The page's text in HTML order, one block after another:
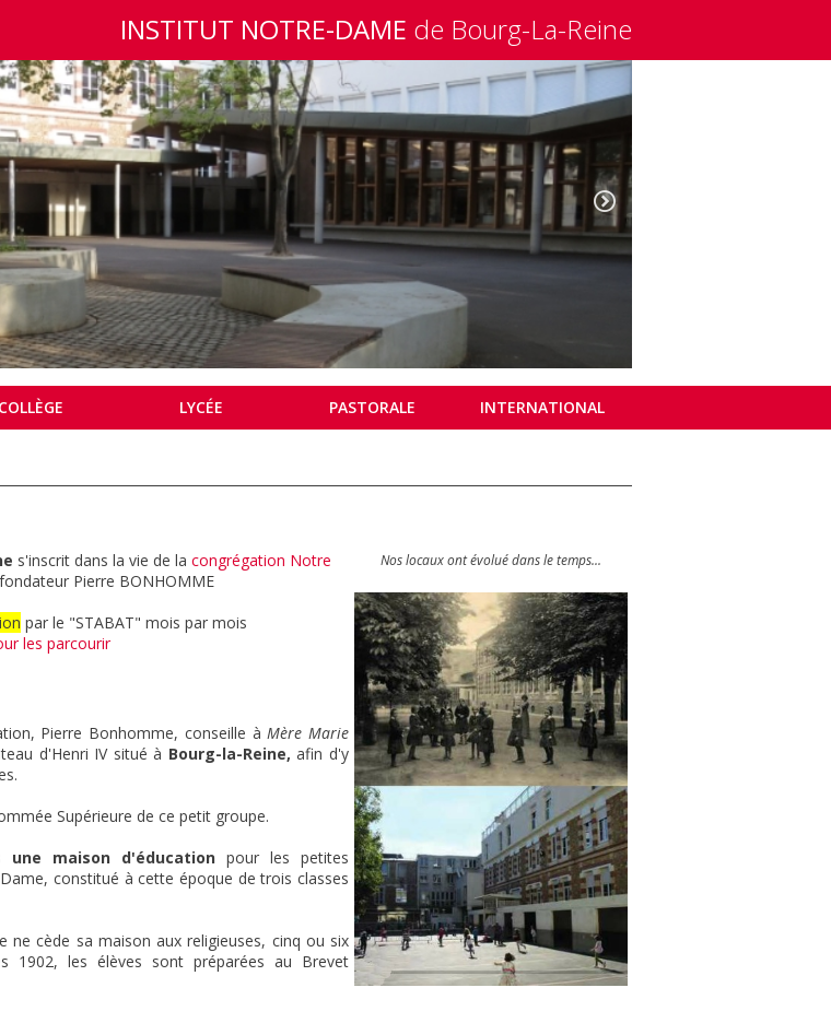
INSTITUT NOTRE-DAME de Bourg-La-Reine
COLLÈGE LYCÉE PASTORALE INTERNATIONAL
s'inscrit dans la vie de la congrégation Notre
Pierre BONHOMME
par le "STABAT" mois par mois
les parcourir
Nos locaux ont évolué dans le temps...
Pierre Bonhomme, conseille à Mère Marie
d'Henri IV situé à Bourg-la-Reine, afin d'y
Supérieure de ce petit groupe.
une maison d'éducationpour les petites
constitué à cette époque de trois classes
ne cède sa maison aux religieuses, cinq ou six
1902, les élèves sont préparées au Brevet